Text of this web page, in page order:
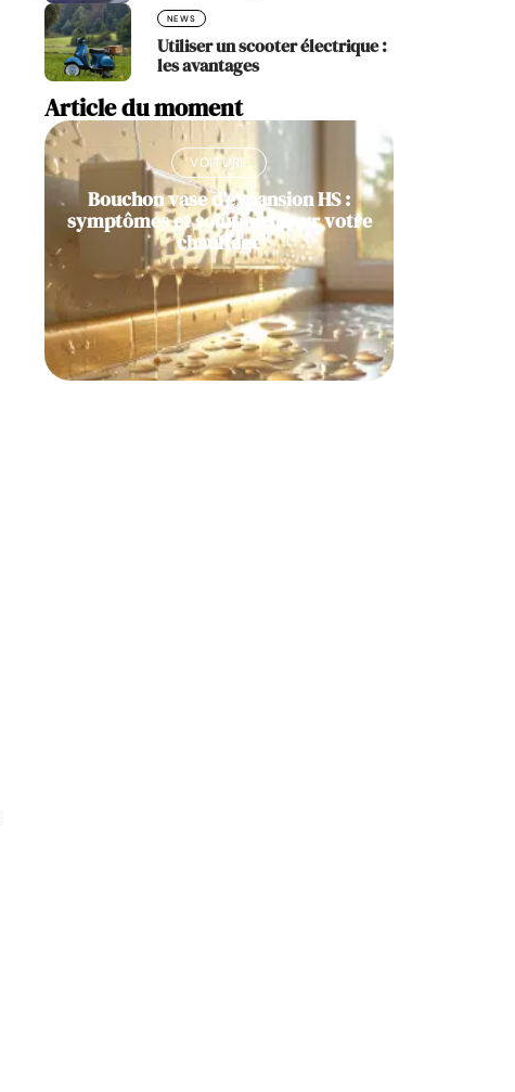
NEWS
Utiliser un scooter électrique :
les avantages
Article du moment
VOITURE
Bouchon vase d’expansion HS :
symptômes et solutions pour votre
chauffage